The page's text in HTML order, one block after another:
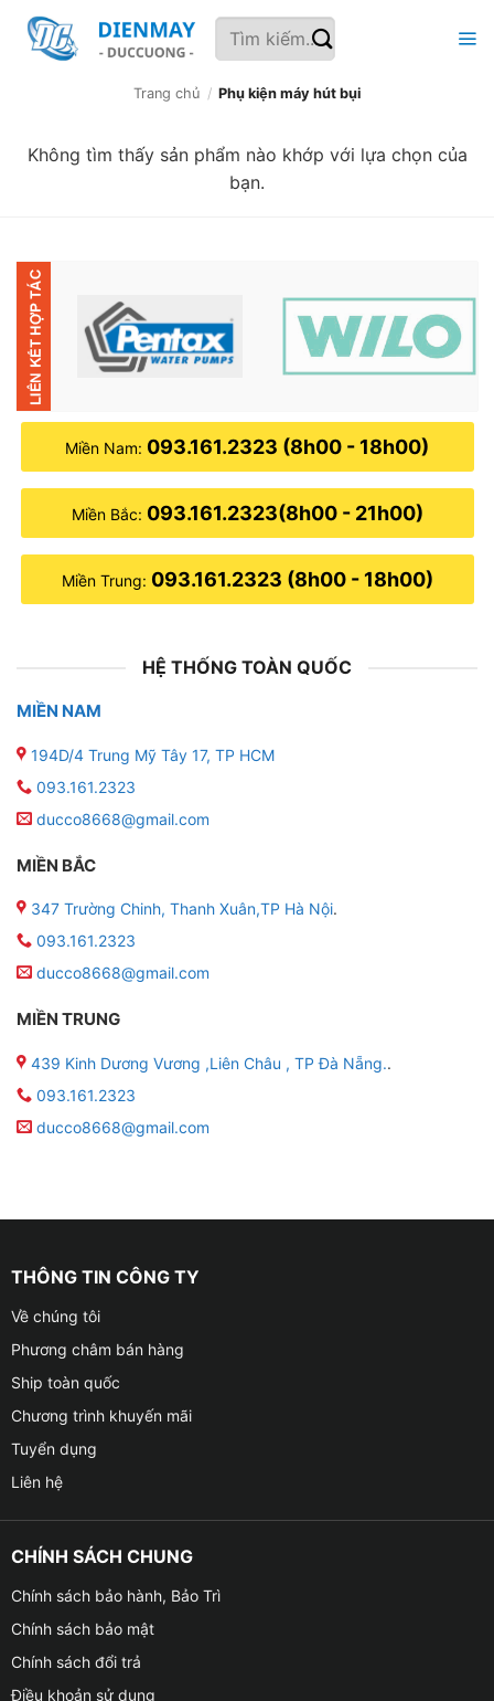
qua
Tìm
kiếm:
Trang chủ / Phụ kiện máy hút bụi
Không tìm thấy sản phẩm nào khớp với lựa chọn của
bạn.
Miền Nam: 093.161.2323 (8h00 - 18h00)
Miền Bắc: 093.161.2323(8h00 - 21h00)
Miền Trung: 093.161.2323 (8h00 - 18h00)
HỆ THỐNG TOÀN QUỐC
MIỀN NAM
194D/4 Trung Mỹ Tây 17, TP HCM
093.161.2323
ducco8668@gmail.com
MIỀN BẮC
347 Trường Chinh, Thanh Xuân,TP Hà Nội.
093.161.2323
ducco8668@gmail.com
MIỀN TRUNG
439 Kinh Dương Vương ,Liên Châu , TP Đà Nẵng..
093.161.2323
ducco8668@gmail.com
THÔNG TIN CÔNG TY
Về chúng tôi
Phương châm bán hàng
Ship toàn quốc
Chương trình khuyến mãi
Tuyển dụng
Liên hệ
CHÍNH SÁCH CHUNG
Chính sách bảo hành, Bảo Trì
Chính sách bảo mật
Chính sách đổi trả
Điều khoản sử dụng